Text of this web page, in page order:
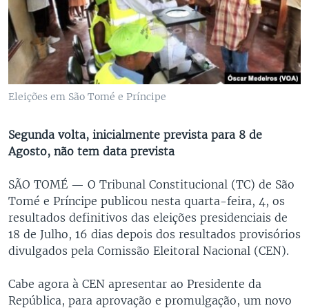
Eleições em São Tomé e Príncipe
Segunda volta, inicialmente prevista para 8 de
Agosto, não tem data prevista
SÃO TOMÉ — O Tribunal Constitucional (TC) de São
Tomé e Príncipe publicou nesta quarta-feira, 4, os
resultados definitivos das eleições presidenciais de
18 de Julho, 16 dias depois dos resultados provisórios
divulgados pela Comissão Eleitoral Nacional (CEN).
Cabe agora à CEN apresentar ao Presidente da
República, para aprovação e promulgação, um novo